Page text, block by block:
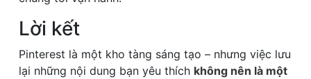
Lời kết
Pinterest là một kho tàng sáng tạo – nhưng việc lưu
lại những nội dung bạn yêu thích không nên là một